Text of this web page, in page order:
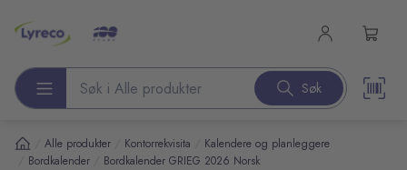
Søk etter produkter Søk
Alle produkter Kontorrekvisita Kalendere og planleggere
Bordkalender Bordkalender GRIEG 2026 Norsk